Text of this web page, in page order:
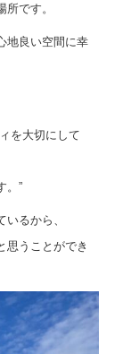
です。
地良い空間に幸
を大切にして
。”
るから、
思うことができ